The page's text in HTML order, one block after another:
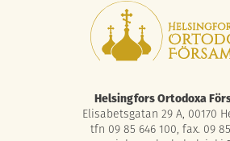
Helsingfors Ortodoxa
Elisabetsgatan 29 A, 00170
tfn 09 85 646 100, fax. 09